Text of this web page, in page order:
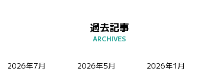
過去記事
2026年7月 2026年5月
2026年1月